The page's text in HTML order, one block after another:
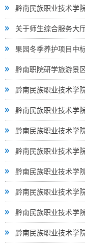
黔南民族职业技术学
关于师生综合服务大
果园冬季养护项目中
黔南职院研学旅游景
黔南民族职业技术学
黔南民族职业技术学
黔南民族职业技术学
黔南民族职业技术学
黔南民族职业技术学
黔南民族职业技术学
黔南民族职业技术学
黔南民族职业技术学